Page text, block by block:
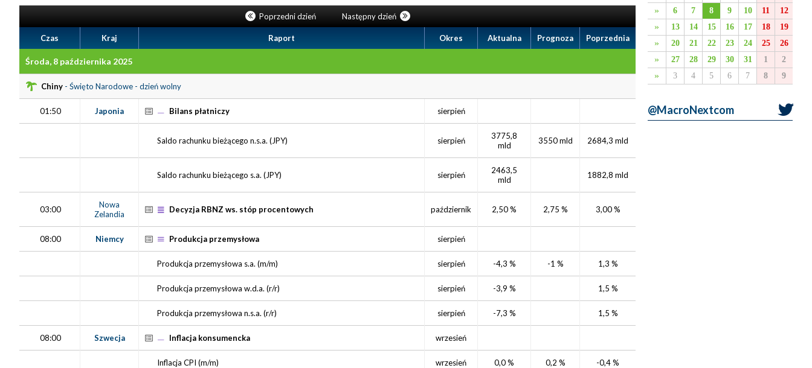
Poprzedni dzień Następny dzień
Czas Kraj Raport Okres Aktualna Prognoza Poprzednia
Środa, 8 października 2025
Chiny - Święto Narodowe - dzień wolny
01:50 Japonia Bilans płatniczy sierpień
Saldo rachunku bieżącego n.s.a. (JPY) sierpień
3775,8
mld
3550 mld 2684,3 mld
Saldo rachunku bieżącego s.a. (JPY) sierpień
2463,5
mld
1882,8 mld
03:00
Nowa
Zelandia
Decyzja RBNZ ws. stóp procentowych październik 2,50 % 2,75 % 3,00 %
08:00 Niemcy Produkcja przemysłowa sierpień
Produkcja przemysłowa s.a. (m/m) sierpień -4,3 % -1 % 1,3 %
Produkcja przemysłowa w.d.a. (r/r) sierpień -3,9 % 1,5 %
Produkcja przemysłowa n.s.a. (r/r) sierpień -7,3 % 1,5 %
08:00 Szwecja Inflacja konsumencka wrzesień
Inflacja CPI (m/m) wrzesień 0,0 % 0,2 % -0,4 %
» 6 7 8 9 10 11 12
» 13 14 15 16 17 18 19
» 20 21 22 23 24 25 26
» 27 28 29 30 31 1 2
» 3 4 5 6 7 8 9
@MacroNextcom